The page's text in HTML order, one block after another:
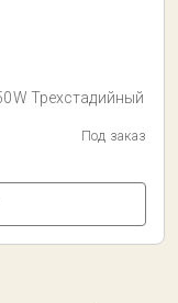
Трехстадийный
Под заказ